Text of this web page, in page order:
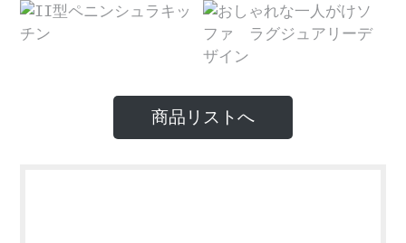
商品リストへ